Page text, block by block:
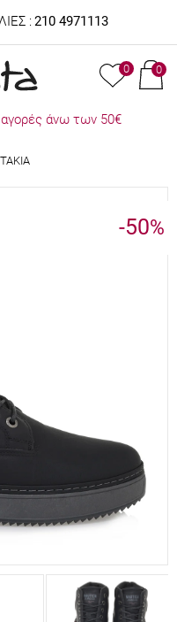
: 210 4971113
0 0
αγορές άνω των 50€
-50%